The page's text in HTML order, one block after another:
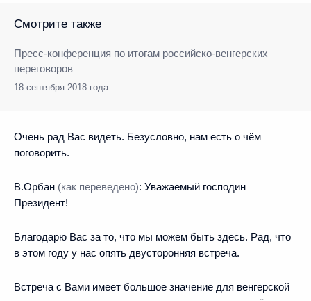
Смотрите также
Пресс-конференция по итогам российско-венгерских
переговоров
18 сентября 2018 года
Очень рад Вас видеть. Безусловно, нам есть о чём
поговорить.
В.Орбан (как переведено): Уважаемый господин
Президент!
Благодарю Вас за то, что мы можем быть здесь. Рад, что
в этом году у нас опять двусторонняя встреча.
Встреча с Вами имеет большое значение для венгерской